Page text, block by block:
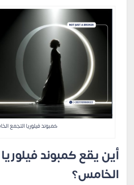
كمبوند فيلوريا التجمع
أين يقع كمبوند
الخامس؟